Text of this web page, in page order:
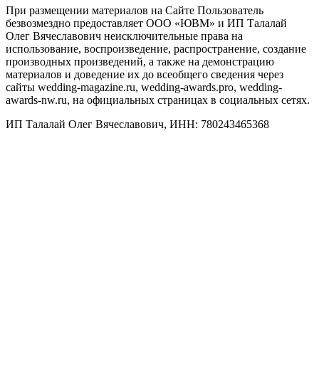
При размещении материалов на Сайте Пользователь
безвозмездно предоставляет ООО «ЮВМ» и ИП Талалай
Олег Вячеславович неисключительные права на
использование, воспроизведение, распространение, создание
производных произведений, а также на демонстрацию
материалов и доведение их до всеобщего сведения через
сайты wedding-magazine.ru, wedding-awards.pro, wedding-
awards-nw.ru, на официальных страницах в социальных сетях.
ИП Талалай Олег Вячеславович, ИНН: 780243465368